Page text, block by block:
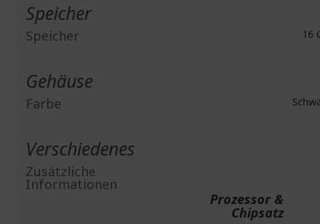
Speicher
Speicher 16
Gehäuse
Farbe
Verschiedenes
Zusätzliche
Informationen
Prozessor &
Chipsatz